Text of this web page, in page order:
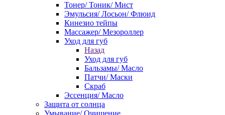
Тонер/ Тоник/ Мист
Эмульсия/ Лосьон/ Флюид
Кинезио тейпы
Массажер/ Мезороллер
Уход для губ
Назад
Уход для губ
Бальзамы/ Масло
Патчи/ Маски
Скраб
Эссенция/ Масло
Защита от солнца
Умывание/ Очищение